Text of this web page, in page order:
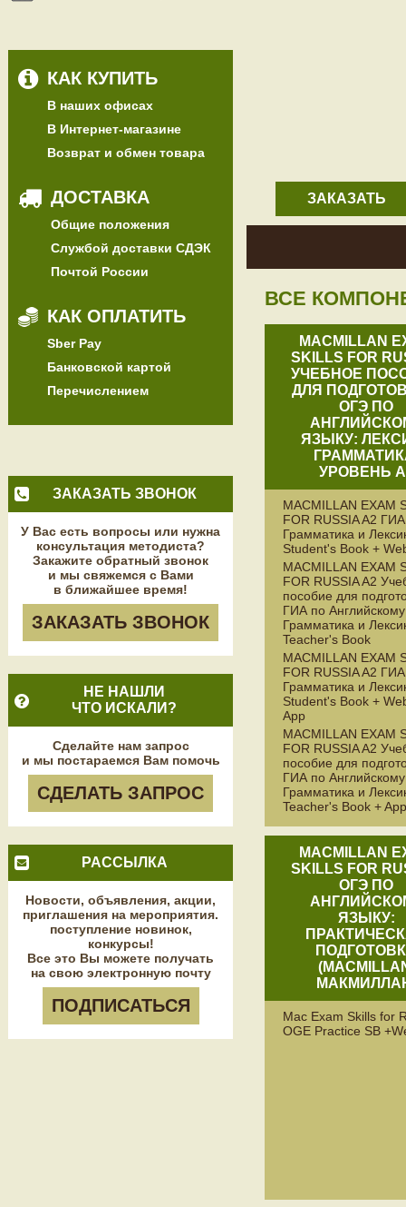
КАК КУПИТЬ
В наших офисах
В Интернет-магазине
Возврат и обмен товара
ДОСТАВКА
Общие положения
Службой доставки СДЭК
Почтой России
КАК ОПЛАТИТЬ
Sber Pay
Банковской картой
Перечислением
ЗАКАЗАТЬ ЗВОНОК
У Вас есть вопросы или нужна
консультация методиста?
Закажите обратный звонок
и мы свяжемся с Вами
в ближайшее время!
ЗАКАЗАТЬ ЗВОНОК
НЕ НАШЛИ
ЧТО ИСКАЛИ?
Сделайте нам запрос
и мы постараемся Вам помочь
СДЕЛАТЬ ЗАПРОС
РАССЫЛКА
Новости, объявления, акции,
приглашения на мероприятия.
поступление новинок,
конкурсы!
Все это Вы можете получать
на свою электронную почту
ПОДПИСАТЬСЯ
ЗАКАЗАТЬ
ВСЕ
MACMILLAN
SKILLS FOR
УЧЕБНОЕ
ДЛЯ
ОГЭ ПО
ЯЗЫКУ:
УРОВЕНЬ
MACMILLAN EXAM
FOR RUSSIA A2
Грамматика и
Student's Book +
MACMILLAN EXAM
FOR RUSSIA A2
пособие для
ГИА по
Грамматика и
Teacher's Book
MACMILLAN EXAM
FOR RUSSIA A2
Грамматика и
Student's Book +
App
MACMILLAN EXAM
FOR RUSSIA A2
пособие для
ГИА по
Грамматика и
Teacher's Book + App
MACMILLAN
SKILLS FOR
ОГЭ ПО
ЯЗЫКУ:
Mac Exam Skills for
OGE Practice SB